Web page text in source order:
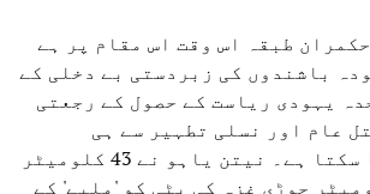
حکمران طبقہ اس وقت اس مقام پر ہے
باشندوں کی زبردستی بے دخلی کے
یہودی ریاست کے حصول کے رجعتی
عام اور نسلی تطہیر سے ہی
برقرار رکھا جا سکتا ہے۔ نیتن یاہو نے 43 کلومیٹر
اور 10 کلومیٹر چوڑی غزہ کی پٹی کو 'ملبے' کے